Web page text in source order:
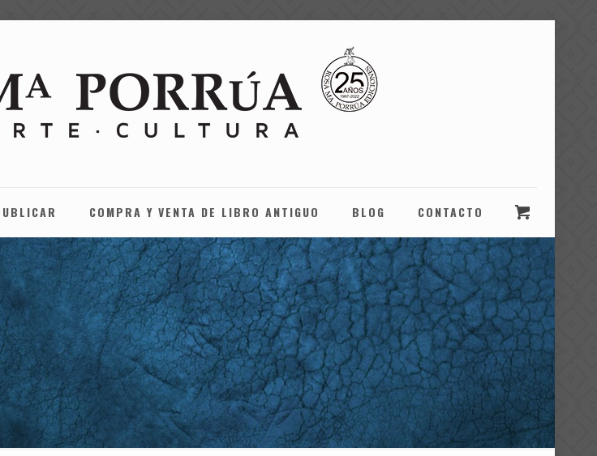
COMPRA Y VENTA DE LIBRO ANTIGUO BLOG CONTACTO